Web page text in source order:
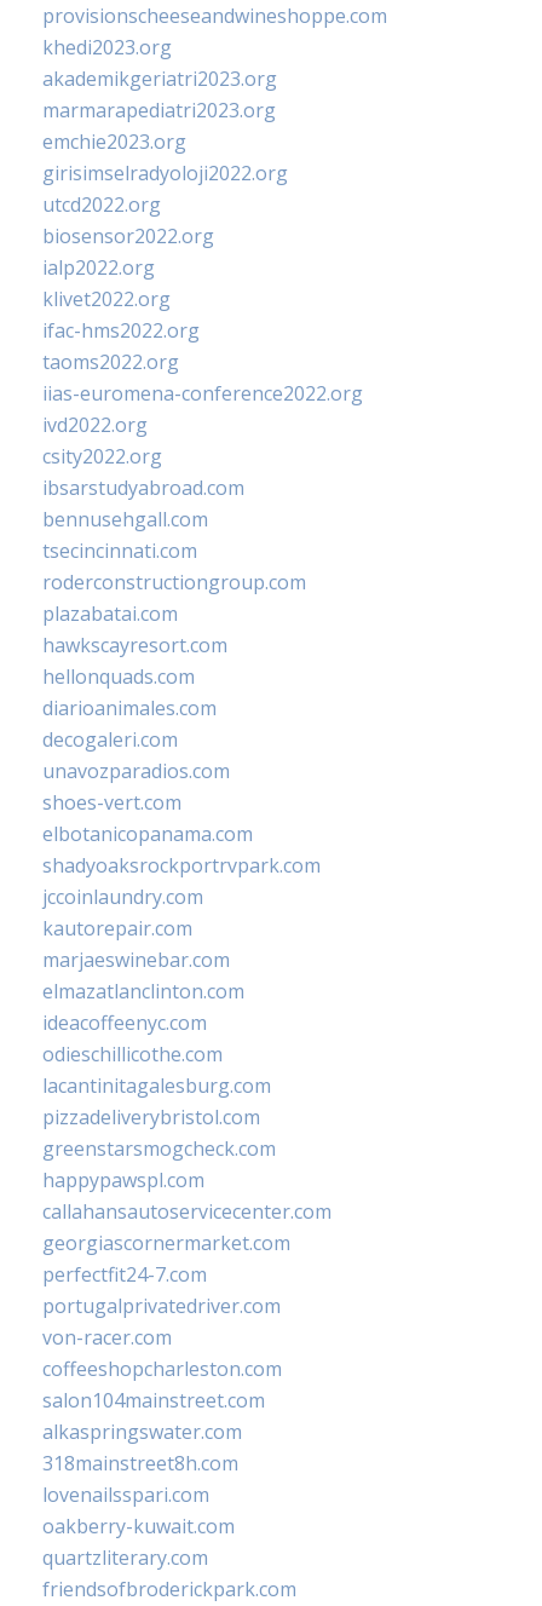
provisionscheeseandwineshoppe.com
khedi2023.org
akademikgeriatri2023.org
marmarapediatri2023.org
emchie2023.org
girisimselradyoloji2022.org
utcd2022.org
biosensor2022.org
ialp2022.org
klivet2022.org
ifac-hms2022.org
taoms2022.org
iias-euromena-conference2022.org
ivd2022.org
csity2022.org
ibsarstudyabroad.com
bennusehgall.com
tsecincinnati.com
roderconstructiongroup.com
plazabatai.com
hawkscayresort.com
hellonquads.com
diarioanimales.com
decogaleri.com
unavozparadios.com
shoes-vert.com
elbotanicopanama.com
shadyoaksrockportrvpark.com
jccoinlaundry.com
kautorepair.com
marjaeswinebar.com
elmazatlanclinton.com
ideacoffeenyc.com
odieschillicothe.com
lacantinitagalesburg.com
pizzadeliverybristol.com
greenstarsmogcheck.com
happypawspl.com
callahansautoservicecenter.com
georgiascornermarket.com
perfectfit24-7.com
portugalprivatedriver.com
von-racer.com
coffeeshopcharleston.com
salon104mainstreet.com
alkaspringswater.com
318mainstreet8h.com
lovenailsspari.com
oakberry-kuwait.com
quartzliterary.com
friendsofbroderickpark.com